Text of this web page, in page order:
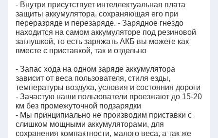
- Внутри присутствует интеллектуальная плата
защиты аккумулятора, сохраняющая его при
переразряде и перезаряде. - Зарядное гнездо
находится на самом аккумуляторе под резиновой
заглушкой, то есть заряжать АКБ вы можете как
вместе с приставкой, так и отдельно
- Запас хода на одном заряде аккумулятора
зависит от веса пользователя, стиля езды,
температуры воздуха, условия и состояния дороги
- Зачастую наши пользователи проезжают до 15-20
км без промежуточной подзарядки
- Мы принципиально не производим приставки с
слишком мощными аккумуляторами, для
сохранения компактности, малого веса, а так же